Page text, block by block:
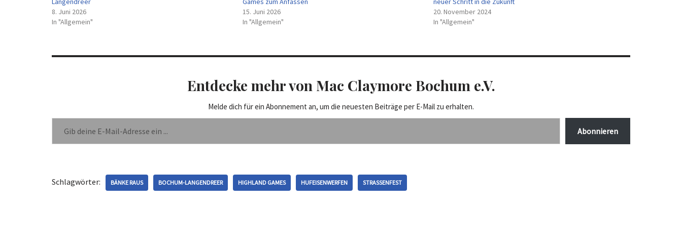
8. Juni 2026
In "Allgemein"
15. Juni 2026
In "Allgemein"
20. November 2024
In "Allgemein"
Entdecke mehr von Mac Claymore Bochum e.V.
Melde dich für ein Abonnement an, um die neuesten Beiträge per E-Mail zu erhalten.
Abonnieren
Schlagwörter: BÄNKE RAUS BOCHUM-LANGENDREER HIGHLAND GAMES HUFEISENWERFEN STRASSENFEST